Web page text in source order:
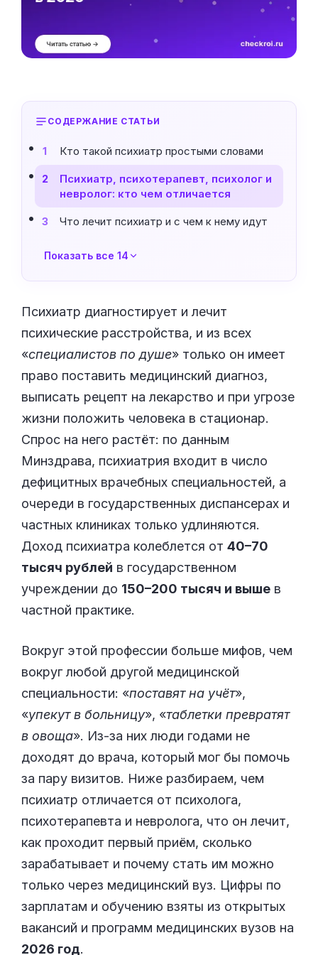
СОДЕРЖАНИЕ СТАТЬИ
1 Кто такой психиатр простыми словами
2
Психиатр, психотерапевт, психолог и
невролог: кто чем отличается
3 Что лечит психиатр и с чем к нему идут
Показать все 14
Психиатр диагностирует и лечит
психические расстройства, и из всех
«специалистов по душе» только он имеет
право поставить медицинский диагноз,
выписать рецепт на лекарство и при угрозе
жизни положить человека в стационар.
Спрос на него растёт: по данным
Минздрава, психиатрия входит в число
дефицитных врачебных специальностей, а
очереди в государственных диспансерах и
частных клиниках только удлиняются.
Доход психиатра колеблется от 40–70
тысяч рублей в государственном
учреждении до 150–200 тысяч и выше в
частной практике.
Вокруг этой профессии больше мифов, чем
вокруг любой другой медицинской
специальности: «поставят на учёт»,
«упекут в больницу», «таблетки превратят
в овоща». Из-за них люди годами не
доходят до врача, который мог бы помочь
за пару визитов. Ниже разбираем, чем
психиатр отличается от психолога,
психотерапевта и невролога, что он лечит,
как проходит первый приём, сколько
зарабатывает и почему стать им можно
только через медицинский вуз. Цифры по
зарплатам и обучению взяты из открытых
вакансий и программ медицинских вузов на
2026 год.